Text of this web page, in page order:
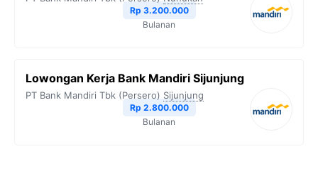
Rp 3.200.000
Bulanan
Lowongan Kerja Bank Mandiri Sijunjung
PT Bank Mandiri Tbk (Persero) Sijunjung
Rp 2.800.000
Bulanan